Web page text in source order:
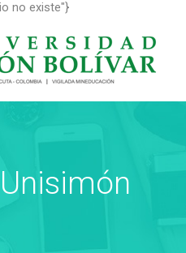
no existe"}
Unisimón